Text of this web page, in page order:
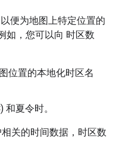
便为地图上特定位置的
如，您可以向 时区数
位置的本地化时区名
和夏令时。
关的时间数据，时区数